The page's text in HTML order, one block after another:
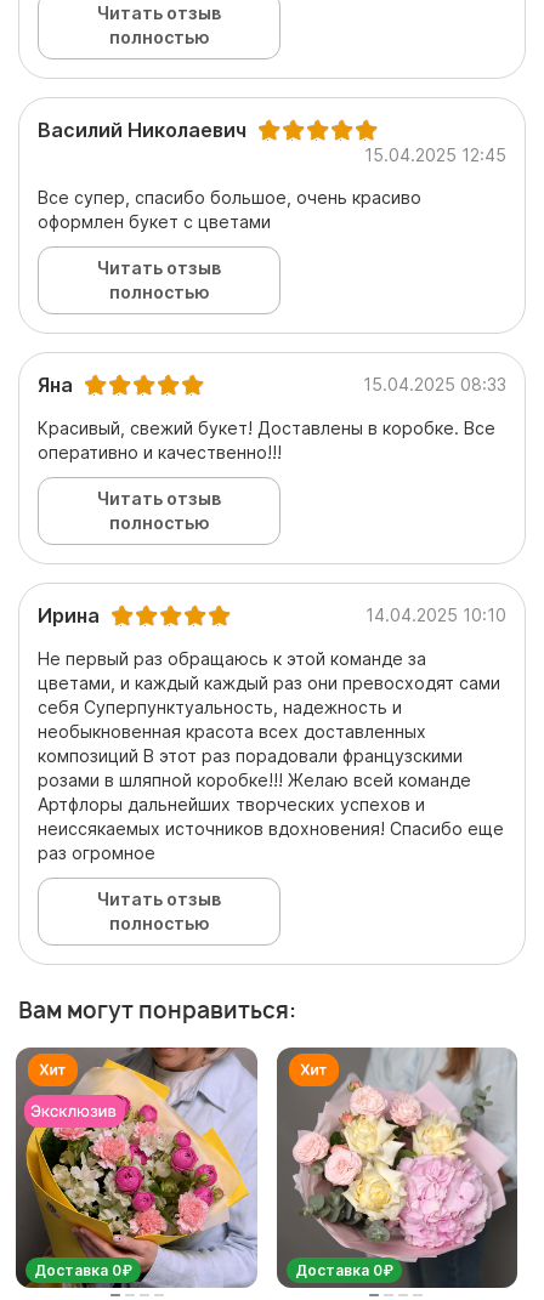
Читать отзыв
полностью
Василий Николаевич
15.04.2025 12:45
Все супер, спасибо большое, очень красиво
оформлен букет с цветами
Читать отзыв
полностью
Яна 15.04.2025 08:33
Красивый, свежий букет! Доставлены в коробке. Все
оперативно и качественно!!!
Читать отзыв
полностью
Ирина 14.04.2025 10:10
Не первый раз обращаюсь к этой команде за
цветами, и каждый каждый раз они превосходят сами
себя Суперпунктуальность, надежность и
необыкновенная красота всех доставленных
композиций В этот раз порадовали французскими
розами в шляпной коробке!!! Желаю всей команде
Артфлоры дальнейших творческих успехов и
неиссякаемых источников вдохновения! Спасибо еще
раз огромное
Читать отзыв
полностью
Вам могут понравиться:
Доставка 0₽ Доставка 0₽